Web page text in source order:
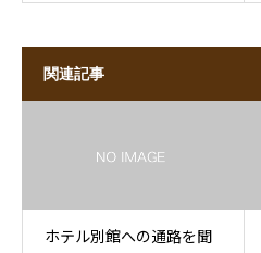
関連記事
ホテル別館への通路を聞